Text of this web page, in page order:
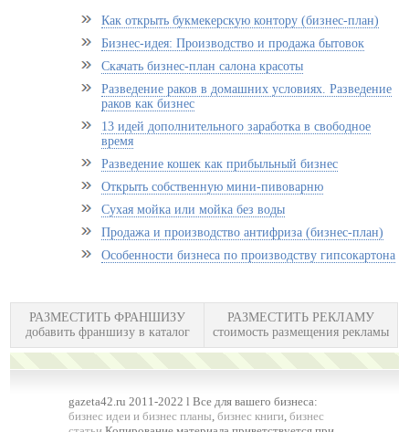
Как открыть букмекерскую контору (бизнес-план)
Бизнес-идея: Производство и продажа бытовок
Скачать бизнес-план салона красоты
Разведение раков в домашних условиях. Разведение
раков как бизнес
13 идей дополнительного заработка в свободное
время
Разведение кошек как прибыльный бизнес
Открыть собственную мини-пивоварню
Сухая мойка или мойка без воды
Продажа и производство антифриза (бизнес-план)
Особенности бизнеса по производству гипсокартона
РАЗМЕСТИТЬ ФРАНШИЗУ
добавить франшизу в каталог
РАЗМЕСТИТЬ РЕКЛАМУ
стоимость размещения рекламы
gazeta42.ru 2011-2022 l Все для вашего бизнеса:
бизнес идеи и бизнес планы,бизнес книги,бизнес